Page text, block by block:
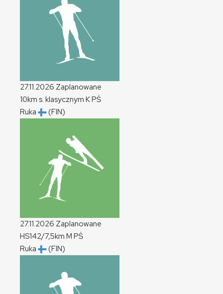
27.11.2026 Zaplanowane
10km s. klasycznym KPŚ
Ruka
(FIN)
27.11.2026 Zaplanowane
HS142/7,5km M PŚ
Ruka
(FIN)